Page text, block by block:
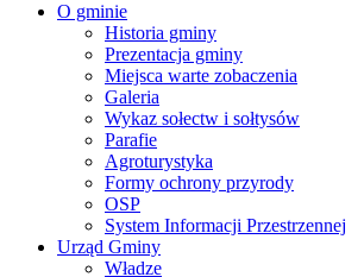
O gminie
Historia gminy
Prezentacja gminy
Miejsca warte zobaczenia
Galeria
Wykaz sołectw i sołtysów
Parafie
Agroturystyka
Formy ochrony przyrody
OSP
System Informacji Przestrzennej
Urząd Gminy
Władze